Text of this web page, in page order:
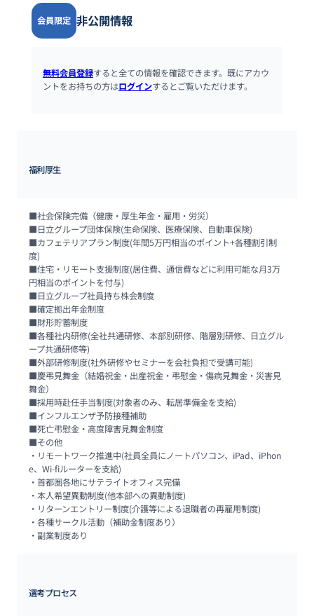
会員限定 非公開情報
無料会員登録すると全ての情報を確認できます。既にアカウ
ントをお持ちの方はログインするとご覧いただけます。
福利厚生
■社会保険完備（健康・厚生年金・雇用・労災）
■日立グループ団体保険(生命保険、医療保険、自動車保険)
■カフェテリアプラン制度(年間5万円相当のポイント+各種割引制
度)
■住宅・リモート支援制度(居住費、通信費などに利用可能な月3万
円相当のポイントを付与)
■日立グループ社員持ち株会制度
■確定拠出年金制度
■財形貯蓄制度
■各種社内研修(全社共通研修、本部別研修、階層別研修、日立グル
ープ共通研修等)
■外部研修制度(社外研修やセミナーを会社負担で受講可能)
■慶弔見舞金（結婚祝金・出産祝金・弔慰金・傷病見舞金・災害見
舞金）
■採用時赴任手当制度(対象者のみ、転居準備金を支給)
■インフルエンザ予防接種補助
■死亡弔慰金・高度障害見舞金制度
■その他
・リモートワーク推進中(社員全員にノートパソコン、iPad、iPhon
e、Wi-fiルーターを支給)
・首都圏各地にサテライトオフィス完備
・本人希望異動制度(他本部への異動制度)
・リターンエントリー制度(介護等による退職者の再雇用制度)
・各種サークル活動（補助金制度あり）
・副業制度あり
選考プロセス